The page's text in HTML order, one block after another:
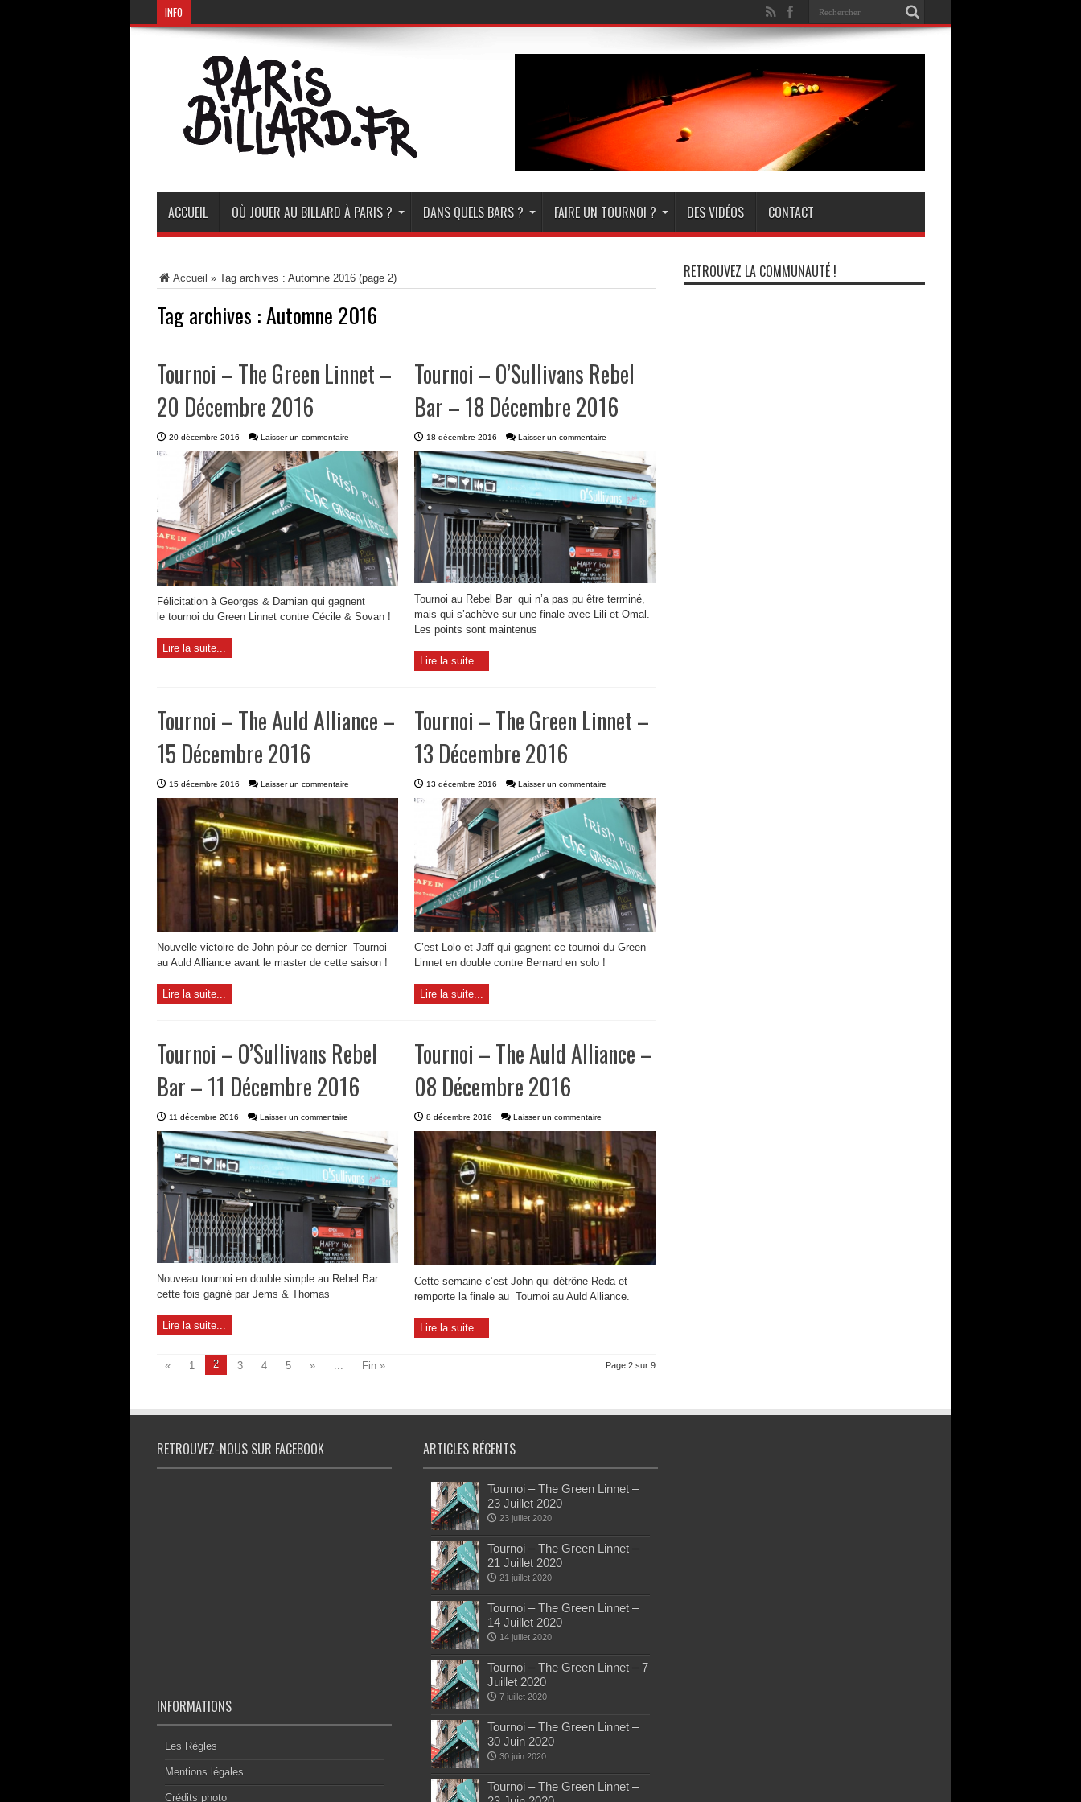
INFO
ACCUEIL OÙ JOUER AU BILLARD À PARIS ? DANS QUELS BARS ? FAIRE UN TOURNOI ? DES VIDÉOS CONTACT
Accueil » Tag archives : Automne 2016(page 2)
Tag archives :Automne 2016
Tournoi – The Green Linnet –
20 Décembre 2016
20 décembre 2016 Laisser un commentaire
Félicitation à Georges & Damian qui gagnent
le tournoi du Green Linnet contre Cécile & Sovan !
Lire la suite...
Tournoi – O’Sullivans Rebel
Bar – 18 Décembre 2016
18 décembre 2016 Laisser un commentaire
Tournoi au Rebel Bar qui n’a pas pu être terminé,
mais qui s’achève sur une finale avec Lili et Omal.
Les points sont maintenus
Lire la suite...
Tournoi – The Auld Alliance –
15 Décembre 2016
15 décembre 2016 Laisser un commentaire
Nouvelle victoire de John pôur ce dernier Tournoi
au Auld Alliance avant le master de cette saison !
Lire la suite...
Tournoi – The Green Linnet –
13 Décembre 2016
13 décembre 2016 Laisser un commentaire
C’est Lolo et Jaff qui gagnent ce tournoi du Green
Linnet en double contre Bernard en solo !
Lire la suite...
Tournoi – O’Sullivans Rebel
Bar – 11 Décembre 2016
11 décembre 2016 Laisser un commentaire
Nouveau tournoi en double simple au Rebel Bar
cette fois gagné par Jems & Thomas
Lire la suite...
Tournoi – The Auld Alliance –
08 Décembre 2016
8 décembre 2016 Laisser un commentaire
Cette semaine c’est John qui détrône Reda et
remporte la finale au Tournoi au Auld Alliance.
Lire la suite...
Page 2 sur 9
« 1 2 3 4 5 » Fin »
RETROUVEZ LA COMMUNAUTÉ !
RETROUVEZ-NOUS SUR FACEBOOK
INFORMATIONS
Les Règles
Mentions légales
Crédits photo
ARTICLES RÉCENTS
Tournoi – The Green Linnet –
23 Juillet 2020
23 juillet 2020
Tournoi – The Green Linnet –
21 Juillet 2020
21 juillet 2020
Tournoi – The Green Linnet –
14 Juillet 2020
14 juillet 2020
Tournoi – The Green Linnet – 7
Juillet 2020
7 juillet 2020
Tournoi – The Green Linnet –
30 Juin 2020
30 juin 2020
Tournoi – The Green Linnet –